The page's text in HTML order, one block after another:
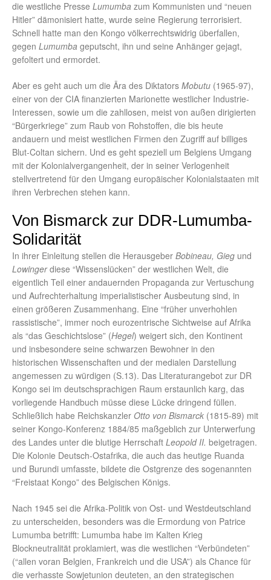
die westliche Presse Lumumba zum Kommunisten und “neuen
Hitler” dämonisiert hatte, wurde seine Regierung terrorisiert.
Schnell hatte man den Kongo völkerrechtswidrig überfallen,
gegen Lumumba geputscht, ihn und seine Anhänger gejagt,
gefoltert und ermordet.
Aber es geht auch um die Ära des Diktators Mobutu (1965-97),
einer von der CIA finanzierten Marionette westlicher Industrie-
Interessen, sowie um die zahllosen, meist von außen dirigierten
“Bürgerkriege” zum Raub von Rohstoffen, die bis heute
andauern und meist westlichen Firmen den Zugriff auf billiges
Blut-Coltan sichern. Und es geht speziell um Belgiens Umgang
mit der Kolonialvergangenheit, der in seiner Verlogenheit
stellvertretend für den Umgang europäischer Kolonialstaaten mit
ihren Verbrechen stehen kann.
Von Bismarck zur DDR-Lumumba-
Solidarität
In ihrer Einleitung stellen die Herausgeber Bobineau, Gieg und
Lowingerdiese “Wissenslücken” der westlichen Welt, die
eigentlich Teil einer andauernden Propaganda zur Vertuschung
und Aufrechterhaltung imperialistischer Ausbeutung sind, in
einen größeren Zusammenhang. Eine “früher unverhohlen
rassistische”, immer noch eurozentrische Sichtweise auf Afrika
als “das Geschichtslose” (Hegel) weigert sich, den Kontinent
und insbesondere seine schwarzen Bewohner in den
historischen Wissenschaften und der medialen Darstellung
angemessen zu würdigen (S.13). Das Literaturangebot zur DR
Kongo sei im deutschsprachigen Raum erstaunlich karg, das
vorliegende Handbuch müsse diese Lücke dringend füllen.
Schließlich habe Reichskanzler Otto von Bismarck (1815-89) mit
seiner Kongo-Konferenz 1884/85 maßgeblich zur Unterwerfung
des Landes unter die blutige Herrschaft Leopold II. beigetragen.
Die Kolonie Deutsch-Ostafrika, die auch das heutige Ruanda
und Burundi umfasste, bildete die Ostgrenze des sogenannten
“Freistaat Kongo” des Belgischen Königs.
Nach 1945 sei die Afrika-Politik von Ost- und Westdeutschland
zu unterscheiden, besonders was die Ermordung von Patrice
Lumumba betrifft: Lumumba habe im Kalten Krieg
Blockneutralität proklamiert, was die westlichen “Verbündeten”
(“allen voran Belgien, Frankreich und die USA”) als Chance für
die verhasste Sowjetunion deuteten, an den strategischen